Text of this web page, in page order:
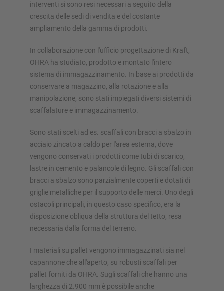
interventi si sono resi necessari a seguito della
crescita delle sedi di vendita e del costante
ampliamento della gamma di prodotti.
In collaborazione con l'ufficio progettazione di Kraft,
OHRA ha studiato, prodotto e montato l'intero
sistema di immagazzinamento. In base ai prodotti da
conservare a magazzino, alla rotazione e alla
manipolazione, sono stati impiegati diversi sistemi di
scaffalature e immagazzinamento.
Sono stati scelti ad es. scaffali con bracci a sbalzo in
acciaio zincato a caldo per l'area esterna, dove
vengono conservati i prodotti come tubi di scarico,
lastre in cemento e palancole di legno. Gli scaffali con
bracci a sbalzo sono parzialmente coperti e dotati di
griglie metalliche per il supporto delle merci. Uno degli
ostacoli principali, in questo caso specifico, era la
disposizione obliqua della struttura del tetto, resa
necessaria dalla forma del terreno.
I materiali su pallet vengono immagazzinati sia nel
capannone che all'aperto, su robusti scaffali per
pallet forniti da OHRA. Sugli scaffali che hanno una
larghezza di 2.900 mm è possibile anche
Scaffale porta pallet
Scaffalature su basi mobili
Magazzini autoportanti
Soppalchi
Sistemi di scaffalature verticali
Realizza personalmente la tua scaffalatura con il nostro
configuratore
Configura scaffalatura ora